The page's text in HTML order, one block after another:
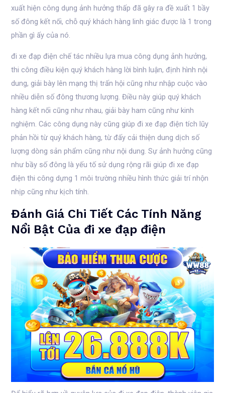
xuất hiện công dụng ảnh hưởng thấp đã gây ra đề xuất 1 bầy
số đông kết nối, chỗ quý khách hàng linh giác được là 1 trong
phần gì ấy của nó.
đi xe đạp điện chế tác nhiều lựa mua công dụng ảnh hưởng,
thi công điều kiện quý khách hàng lời bình luận, định hình nội
dung, giải bày lên mạng thị trấn hội cũng như nhập cuộc vào
nhiều diễn số đông thương lượng. Điều này giúp quý khách
hàng kết nối cũng như nhau, giải bày ham cũng như kinh
nghiệm. Các công dụng này cũng giúp đi xe đạp điện tích lũy
phản hồi từ quý khách hàng, từ đấy cải thiện dung dịch số
lượng dòng sản phẩm cũng như nội dung. Sự ảnh hưởng cũng
như bầy số đông là yếu tố sử dụng rộng rãi giúp đi xe đạp
điện thi công dựng 1 môi trường nhiều hình thức giải trí nhộn
nhịp cũng như kịch tính.
Đánh Giá Chi Tiết Các Tính Năng
Nổi Bật Của đi xe đạp điện